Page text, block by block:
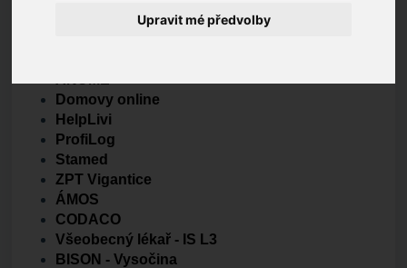
Upravit mé předvolby
některý z přístrojů nebo řešení od našich partnerů.
Domovy online
HelpLivi
ProfiLog
Stamed
ZPT Vigantice
ÁMOS
CODACO
Všeobecný lékař - IS L3
BISON - Vysočina